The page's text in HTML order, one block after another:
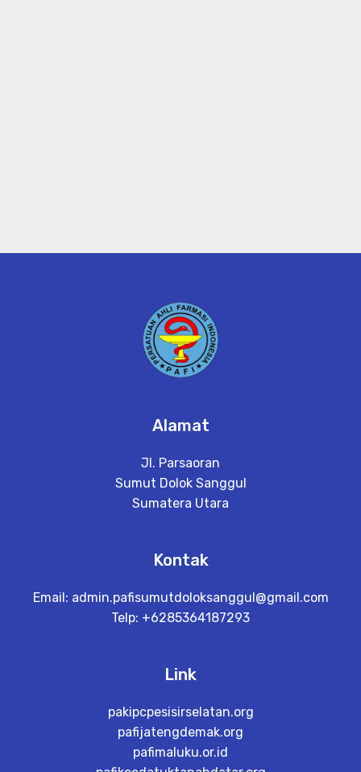
Alamat
Jl. Parsaoran
Sumut Dolok Sanggul
Sumatera Utara
Kontak
Email: admin.pafisumutdoloksanggul@gmail.com
Telp: +6285364187293
Link
pakipcpesisirselatan.org
pafijatengdemak.org
pafimaluku.or.id